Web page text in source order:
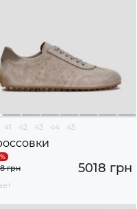
41 42 43 44 45
5018 грн
грн